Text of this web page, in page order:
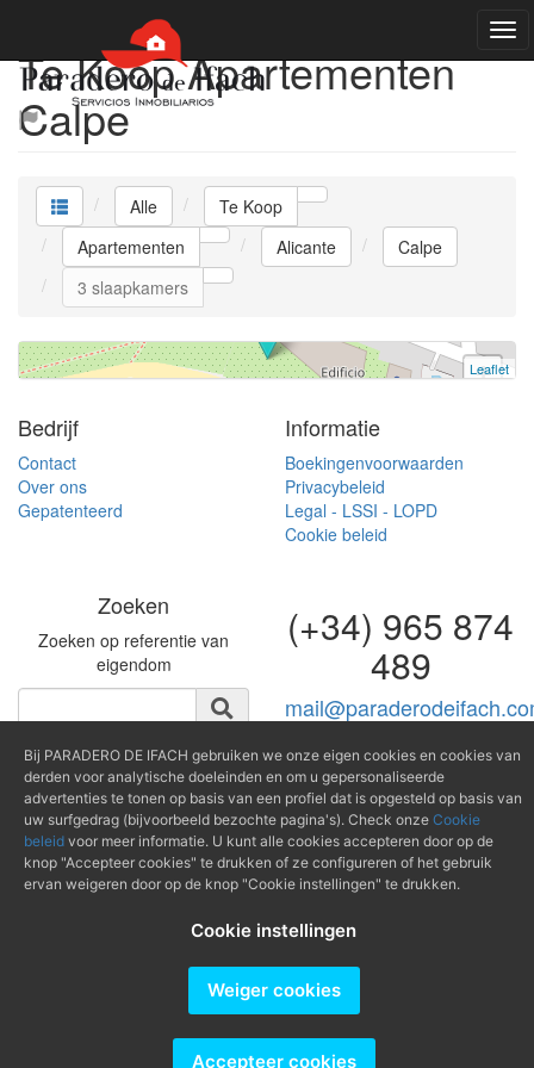
Te Koop Apartementen
Calpe
Alle
Te Koop
Apartementen
Alicante
Calpe
3 slaapkamers
Calpe
3 slaapkamers | 1.275.000 €
Ref. VDB90 | Te Koop
+
Leaflet
Bedrijf
Contact
Over ons
Gepatenteerd
Informatie
Boekingenvoorwaarden
Privacybeleid
Legal - LSSI - LOPD
Cookie beleid
Zoeken
Zoeken op referentie van
eigendom
(+34) 965 874
489
Producido por
Bij PARADERO DE IFACH gebruiken we onze eigen cookies en cookies van
derden voor analytische doeleinden en om u gepersonaliseerde
advertenties te tonen op basis van een profiel dat is opgesteld op basis van
uw surfgedrag (bijvoorbeeld bezochte pagina's). Check onze Cookie
beleid voor meer informatie. U kunt alle cookies accepteren door op de
knop "Accepteer cookies" te drukken of ze configureren of het gebruik
ervan weigeren door op de knop "Cookie instellingen" te drukken.
Cookie instellingen
Weiger cookies
Accepteer cookies